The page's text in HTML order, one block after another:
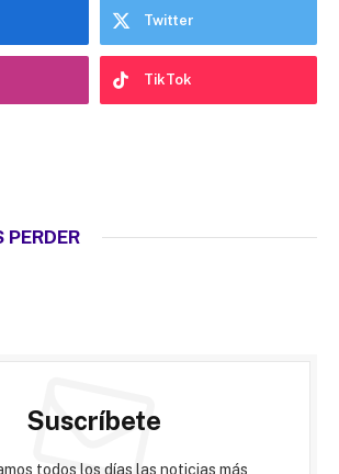
Twitter
TikTok
PERDER
Suscríbete
todos los días las noticias más